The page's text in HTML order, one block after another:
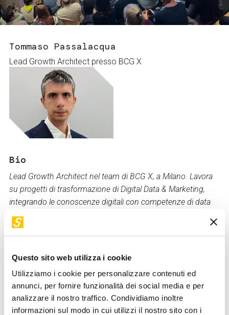
Questo sito web utilizza i cookie
Utilizziamo i cookie per personalizzare contenuti ed
annunci, per fornire funzionalità dei social media e per
analizzare il nostro traffico. Condividiamo inoltre
informazioni sul modo in cui utilizzi il nostro sito con i
Servizi e accessibilità
Contatti
Biglietti
Tommaso Passalacqua
Lead Growth Architect presso BCG X
Bio
Lead Growth Architect nel team di BCG X, a Milano. Lavora
su progetti di trasformazione di Digital Data & Marketing,
integrando le conoscenze digitali con competenze di data
scientist e analitico-finanziarie. Prima di lavorare in BCG è
stato Finance Business Partner di Google Italia.
Tommaso
all'Università Statale di Milano.
Torna a "I nostri relatori"